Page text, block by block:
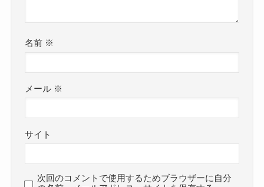
名前 ※
メール ※
サイト
次回のコメントで使用するためブラウザーに自分